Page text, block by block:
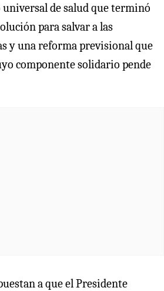
de salud que terminó
para salvar a las
y una reforma previsional que
componente solidario pende
a que el Presidente